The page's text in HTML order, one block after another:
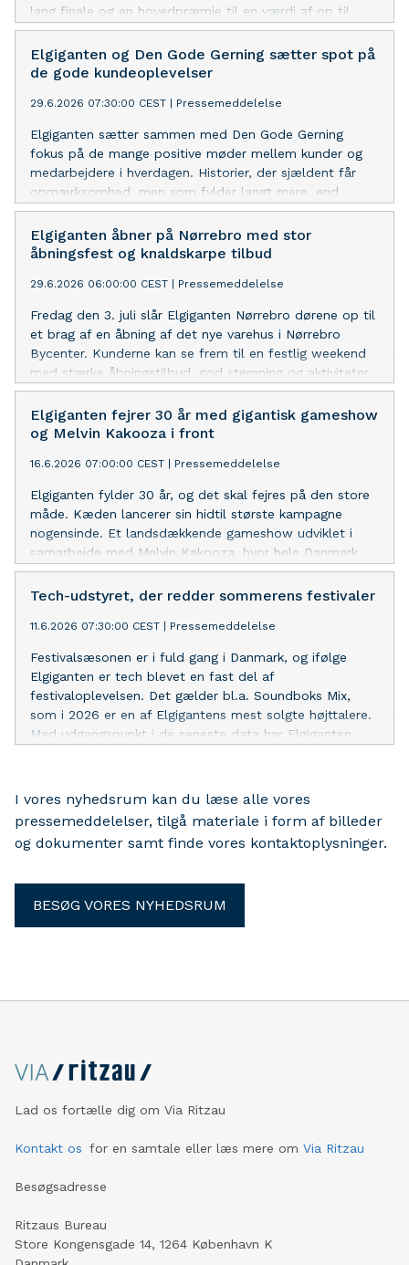
lang finale og en hovedpræmie til en værdi af op til
500.000 kroner.
Elgiganten og Den Gode Gerning sætter spot på
de gode kundeoplevelser
29.6.2026 07:30:00 CEST | Pressemeddelelse
Elgiganten sætter sammen med Den Gode Gerning
fokus på de mange positive møder mellem kunder og
medarbejdere i hverdagen. Historier, der sjældent får
opmærksomhed, men som fylder langt mere, end
mange tror.
Elgiganten åbner på Nørrebro med stor
åbningsfest og knaldskarpe tilbud
29.6.2026 06:00:00 CEST | Pressemeddelelse
Fredag den 3. juli slår Elgiganten Nørrebro dørene op til
et brag af en åbning af det nye varehus i Nørrebro
Bycenter. Kunderne kan se frem til en festlig weekend
med stærke åbningstilbud, god stemning og aktiviteter.
Elgiganten fejrer 30 år med gigantisk gameshow
og Melvin Kakooza i front
16.6.2026 07:00:00 CEST | Pressemeddelelse
Elgiganten fylder 30 år, og det skal fejres på den store
måde. Kæden lancerer sin hidtil største kampagne
nogensinde. Et landsdækkende gameshow udviklet i
samarbejde med Melvin Kakooza, hvor hele Danmark
inviteres med til festen.
Tech-udstyret, der redder sommerens festivaler
11.6.2026 07:30:00 CEST | Pressemeddelelse
Festivalsæsonen er i fuld gang i Danmark, og ifølge
Elgiganten er tech blevet en fast del af
festivaloplevelsen. Det gælder bl.a. Soundboks Mix,
som i 2026 er en af Elgigantens mest solgte højttalere.
Med udgangspunkt i de seneste data har Elgiganten
I vores nyhedsrum kan du læse alle vores
pressemeddelelser, tilgå materiale i form af billeder
og dokumenter samt finde vores kontaktoplysninger.
BESØG VORES NYHEDSRUM
Lad os fortælle dig om Via Ritzau
Kontakt os for en samtale eller læs mere om Via Ritzau
Besøgsadresse
Ritzaus Bureau
Store Kongensgade 14, 1264 København K